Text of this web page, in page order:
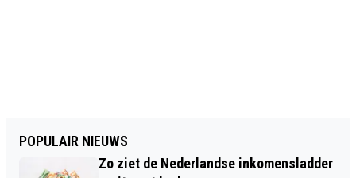
POPULAIR NIEUWS
Zo ziet de Nederlandse inkomensladder